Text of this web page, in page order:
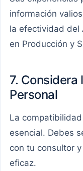
información
la efectividad del
en Producción y
7.
Personal
La
esencial. Debes
con tu consultor
eficaz.